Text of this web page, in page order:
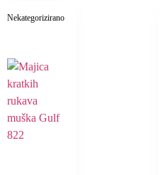
Nekategorizirano